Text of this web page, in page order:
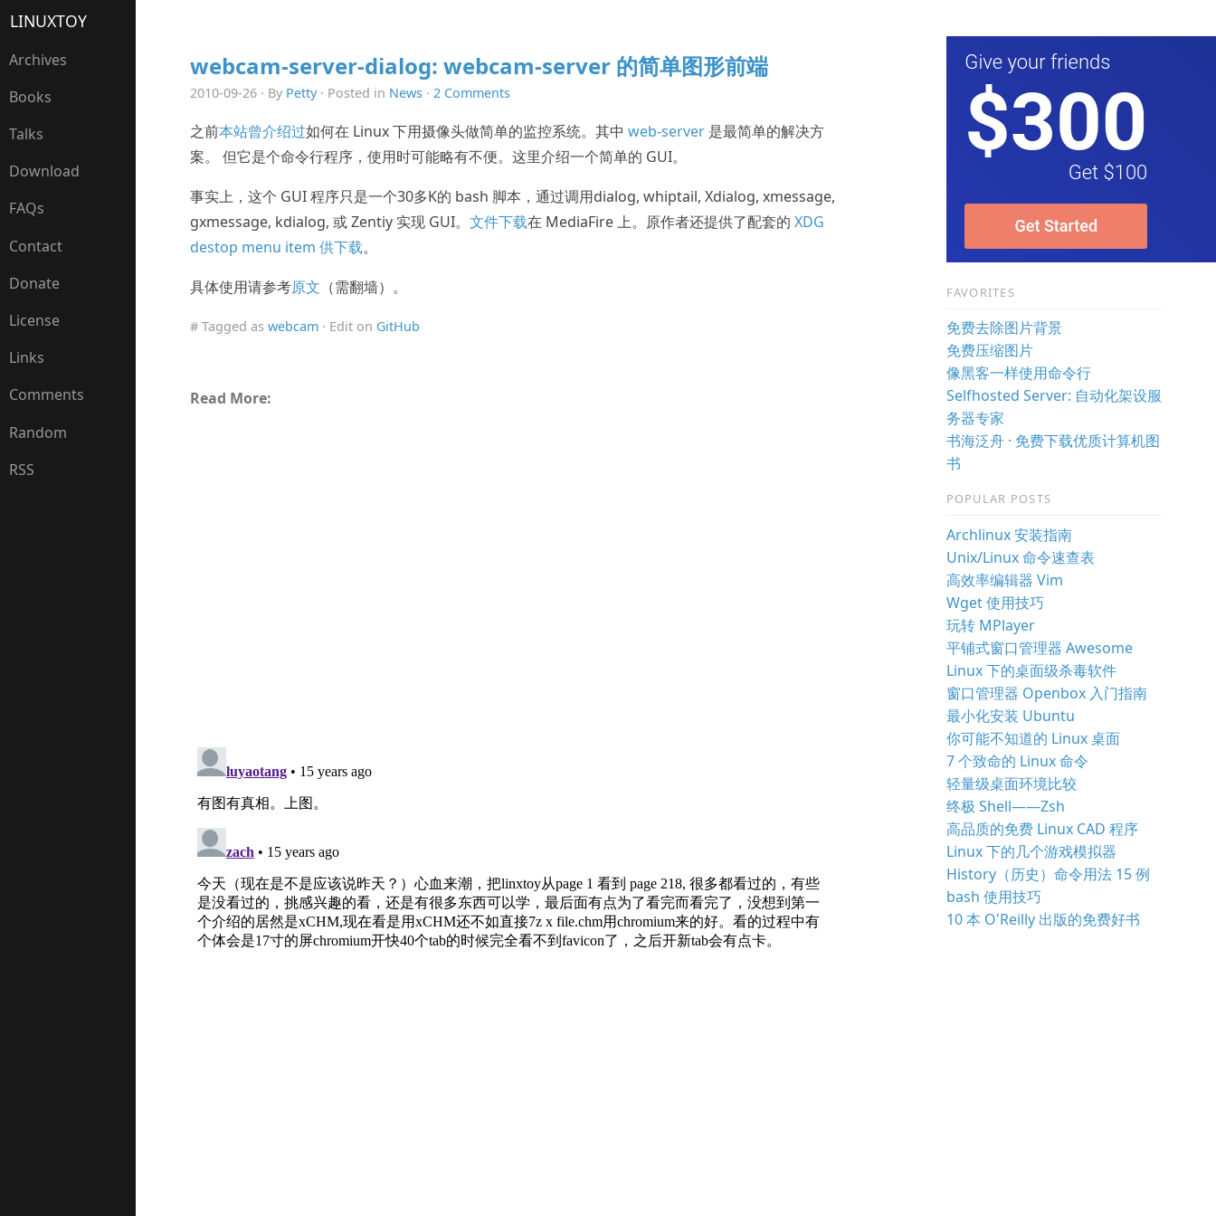
LINUXTOY
Archives
Books
Talks
Download
FAQs
Contact
Donate
License
Links
Comments
Random
RSS
webcam-server-dialog: webcam-server 的简单图形前端
2010-09-26 · By Petty· Posted in News· 2 Comments
之前本站曾介绍过如何在 Linux 下用摄像头做简单的监控系统。其中 web-server是最简单的解决方
案。 但它是个命令行程序，使用时可能略有不便。这里介绍一个简单的 GUI。
事实上，这个 GUI 程序只是一个30多K的 bash 脚本，通过调用dialog, whiptail, Xdialog, xmessage,
gxmessage, kdialog, 或 Zentiy 实现 GUI。 文件下载在 MediaFire 上。原作者还提供了配套的 XDG
destop menu item 供下载。
具体使用请参考原文 （需翻墙）。
# Tagged as webcam· Edit on GitHub
Read More:
FAVORITES
免费去除图片背景
免费压缩图片
像黑客一样使用命令行
Selfhosted Server: 自动化架设服
务器专家
书海泛舟 · 免费下载优质计算机图
书
POPULAR POSTS
Archlinux 安装指南
Unix/Linux 命令速查表
高效率编辑器 Vim
Wget 使用技巧
玩转 MPlayer
平铺式窗口管理器 Awesome
Linux 下的桌面级杀毒软件
窗口管理器 Openbox 入门指南
最小化安装 Ubuntu
你可能不知道的 Linux 桌面
7 个致命的 Linux 命令
轻量级桌面环境比较
终极 Shell——Zsh
高品质的免费 Linux CAD 程序
Linux 下的几个游戏模拟器
History（历史）命令用法 15 例
bash 使用技巧
10 本 O'Reilly 出版的免费好书